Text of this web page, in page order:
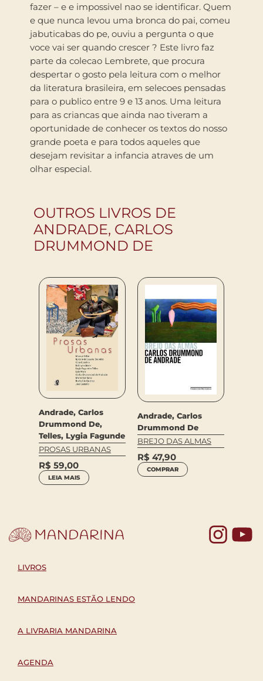
fazer – e e impossivel nao se identificar. Quem
e que nunca levou uma bronca do pai, comeu
jabuticabas do pe, ouviu a pergunta o que
voce vai ser quando crescer ? Este livro faz
parte da colecao Lembrete, que procura
despertar o gosto pela leitura com o melhor
da literatura brasileira, em selecoes pensadas
para o publico entre 9 e 13 anos. Uma leitura
para as criancas que ainda nao tiveram a
oportunidade de conhecer os textos do nosso
grande poeta e para todos aqueles que
desejam revisitar a infancia atraves de um
olhar especial.
OUTROS LIVROS DE
ANDRADE, CARLOS
DRUMMOND DE
Andrade, Carlos
Drummond De,
Telles, Lygia Fagunde
PROSAS URBANAS
R$ 59,00
LEIA MAIS
Andrade, Carlos
Drummond De
BREJO DAS ALMAS
R$ 47,90
COMPRAR
LIVROS
MANDARINAS ESTÃO LENDO
A LIVRARIA MANDARINA
AGENDA